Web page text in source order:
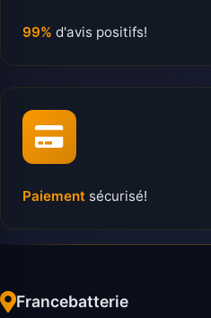
99% d'avis positifs!
Paiement sécurisé!
Francebatterie